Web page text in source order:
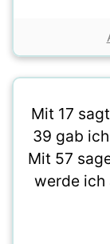
Mit 17
39 gab
Mit 57
werde ich